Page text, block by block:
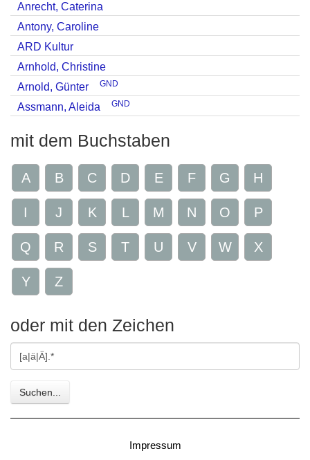
Anrecht, Caterina
Antony, Caroline
ARD Kultur
Arnhold, Christine
Arnold, Günter
GND
Assmann, Aleida GND
mit dem Buchstaben
A B C D E F G H
I J K L M N O P
Q R S T U V W X
Y Z
oder mit den Zeichen
Gesuchte
Zeichen
Suchen...
Impressum